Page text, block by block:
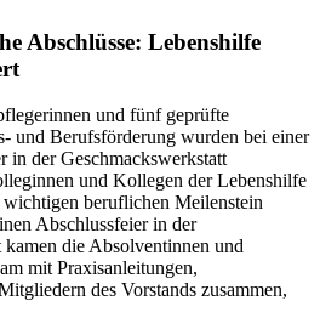
Abschlüsse: Lebenshilfe
und fünf geprüfte
und Berufsförderung wurden bei einer
in der Geschmackswerkstatt
und Kollegen der Lebenshilfe
beruflichen Meilenstein
Abschlussfeier in der
kamen die Absolventinnen und
mit Praxisanleitungen,
des Vorstands zusammen,